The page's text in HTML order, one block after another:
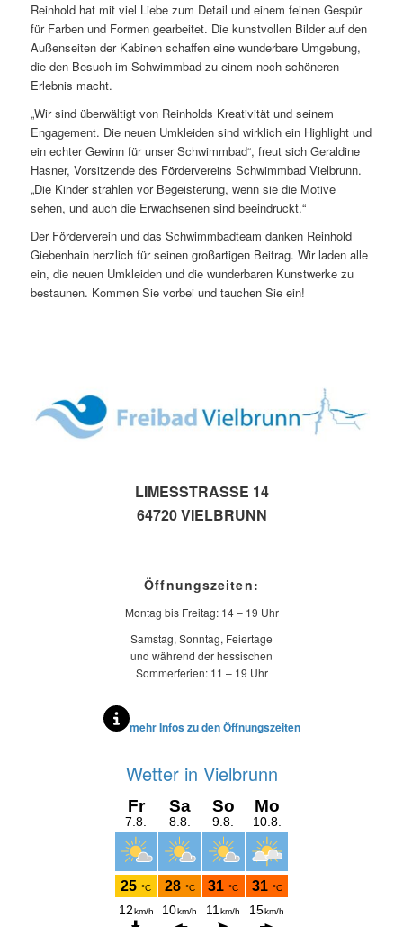
Reinhold hat mit viel Liebe zum Detail und einem feinen Gespür
für Farben und Formen gearbeitet. Die kunstvollen Bilder auf den
Außenseiten der Kabinen schaffen eine wunderbare Umgebung,
die den Besuch im Schwimmbad zu einem noch schöneren
Erlebnis macht.
„Wir sind überwältigt von Reinholds Kreativität und seinem
Engagement. Die neuen Umkleiden sind wirklich ein Highlight und
ein echter Gewinn für unser Schwimmbad“, freut sich Geraldine
Hasner, Vorsitzende des Fördervereins Schwimmbad Vielbrunn.
„Die Kinder strahlen vor Begeisterung, wenn sie die Motive
sehen, und auch die Erwachsenen sind beeindruckt.“
Der Förderverein und das Schwimmbadteam danken Reinhold
Giebenhain herzlich für seinen großartigen Beitrag. Wir laden alle
ein, die neuen Umkleiden und die wunderbaren Kunstwerke zu
bestaunen. Kommen Sie vorbei und tauchen Sie ein!
LIMESSTRASSE 14
64720 VIELBRUNN
Öffnungszeiten:
Montag bis Freitag: 14 – 19 Uhr
Samstag, Sonntag, Feiertage
und während der hessischen
Sommerferien: 11 – 19 Uhr
mehr Infos zu den Öffnungszeiten
Wetter in Vielbrunn